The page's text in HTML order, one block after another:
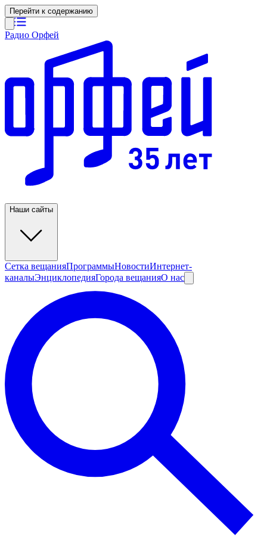
Перейти к содержанию
Радио Орфей
Наши сайты
Сетка вещанияПрограммыНовостиИнтернет-
каналыЭнциклопедияГорода вещанияО нас